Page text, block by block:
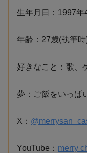
生年月日：1997年
年齢：27歳(執筆
好きなこと：歌、
夢：ご飯をいっぱ
X：
YouTube： merry